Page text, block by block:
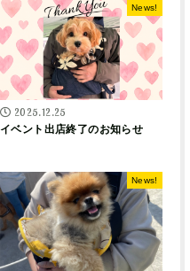
News!
2025.12.25
イベント出店終了のお知らせ
News!